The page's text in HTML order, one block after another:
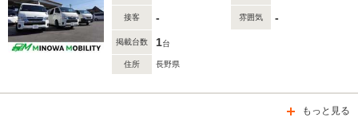
接客 - 雰囲気 -
掲載台数 1台
住所 長野県
もっと見る